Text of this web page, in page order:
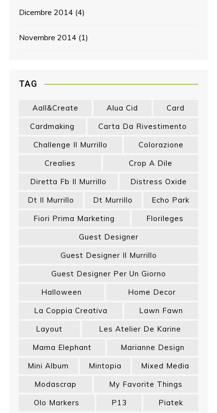
Dicembre 2014 (4)
Novembre 2014 (1)
TAG
Aall&create Alua Cid
Card
Cardmaking
Carta Da Rivestimento
Challenge Il Murrillo
Colorazione
Crealies
Crop A Dile
Diretta Fb Il Murrillo
Distress Oxide
Dt Il Murrillo
Dt Murrillo
Echo Park
Fiori Prima Marketing
Florileges
Guest Designer
Guest Designer Il Murrillo
Guest Designer Per Un Giorno
Halloween
Home Decor
La Coppia Creativa
Lawn Fawn
Layout
Les Atelier De Karine
Mama Elephant
Marianne Design
Mini Album
Mintopia
Mixed Media
Modascrap
My Favorite Things
Olo Markers
P13 Piatek